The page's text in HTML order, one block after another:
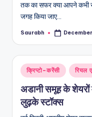
तक का सफर क्या आपने कभी
जगह किया जाए…
Posted
Saurabh
Posted
in
क्रिप्टो-करेंसी रियल
अडानी समूह के शेयरों
लुढ़के स्टॉक्स